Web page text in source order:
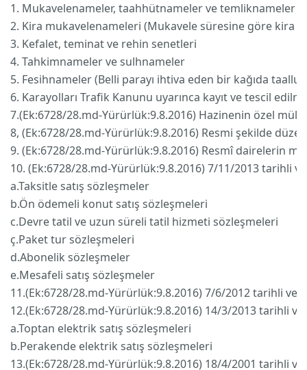
1. Mukavelenameler, taahhütnameler ve temliknameler
2. Kira mukavelenameleri (Mukavele süresine göre kira
3. Kefalet, teminat ve rehin senetleri
4. Tahkimnameler ve sulhnameler
5. Fesihnameler (Belli parayı ihtiva eden bir kağıda
6. Karayolları Trafik Kanunu uyarınca kayıt ve tescil
7.(Ek:6728/28.md-Yürürlük:9.8.2016) Hazinenin özel
8, (Ek:6728/28.md-Yürürlük:9.8.2016) Resmi şekilde
9. (Ek:6728/28.md-Yürürlük:9.8.2016) Resmî dairelerin
10. (Ek:6728/28.md-Yürürlük:9.8.2016) 7/11/2013 tarihli
a.Taksitle satış sözleşmeler
b.Ön ödemeli konut satış sözleşmeleri
c.Devre tatil ve uzun süreli tatil hizmeti sözleşmeleri
ç.Paket tur sözleşmeleri
d.Abonelik sözleşmeler
e.Mesafeli satış sözleşmeler
11.(Ek:6728/28.md-Yürürlük:9.8.2016) 7/6/2012 tarihli
12.(Ek:6728/28.md-Yürürlük:9.8.2016) 14/3/2013 tarihli
a.Toptan elektrik satış sözleşmeleri
b.Perakende elektrik satış sözleşmeleri
13.(Ek:6728/28.md-Yürürlük:9.8.2016) 18/4/2001 tarihli ve